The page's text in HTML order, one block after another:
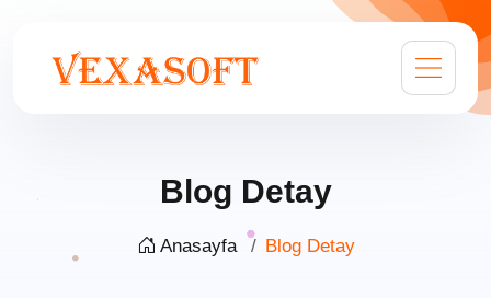
Blog Detay
Anasayfa Blog Detay